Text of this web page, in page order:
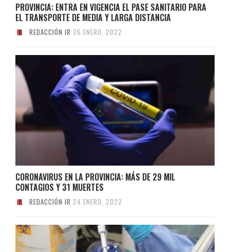
PROVINCIA: ENTRA EN VIGENCIA EL PASE SANITARIO PARA
EL TRANSPORTE DE MEDIA Y LARGA DISTANCIA
REDACCIÓN IR 26 ENERO, 2022
CORONAVIRUS EN LA PROVINCIA: MÁS DE 29 MIL
CONTAGIOS Y 31 MUERTES
REDACCIÓN IR 24 ENERO, 2022